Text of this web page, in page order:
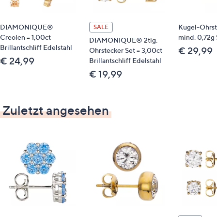
DIAMONIQUE®
Creolen = 1,00ct
Brillantschliff Edelstahl
€ 24,99
SALE
DIAMONIQUE® 2tlg.
Ohrstecker Set = 3,00ct
Brillantschliff Edelstahl
€ 19,99
Kugel-
mind.
€ 29,99
Zuletzt angesehen